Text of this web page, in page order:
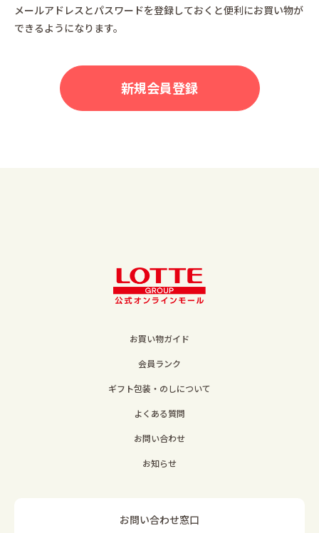
メールアドレスとパスワードを登録しておくと便利にお買い物が
できるようになります。
お買い物ガイド
会員ランク
ギフト包装・のしについて
よくある質問
お問い合わせ
お知らせ
お問い合わせ窓口